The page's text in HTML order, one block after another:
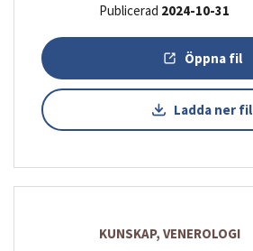
Publicerad 2024-10-31
Öppna fil
Ladda ner fil
KUNSKAP, VENEROLOGI